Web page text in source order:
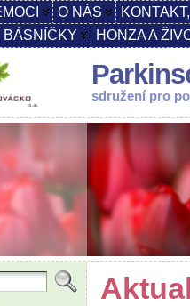
O NÁS
BÁSNÍČKY
HONZA A
sdružení pro